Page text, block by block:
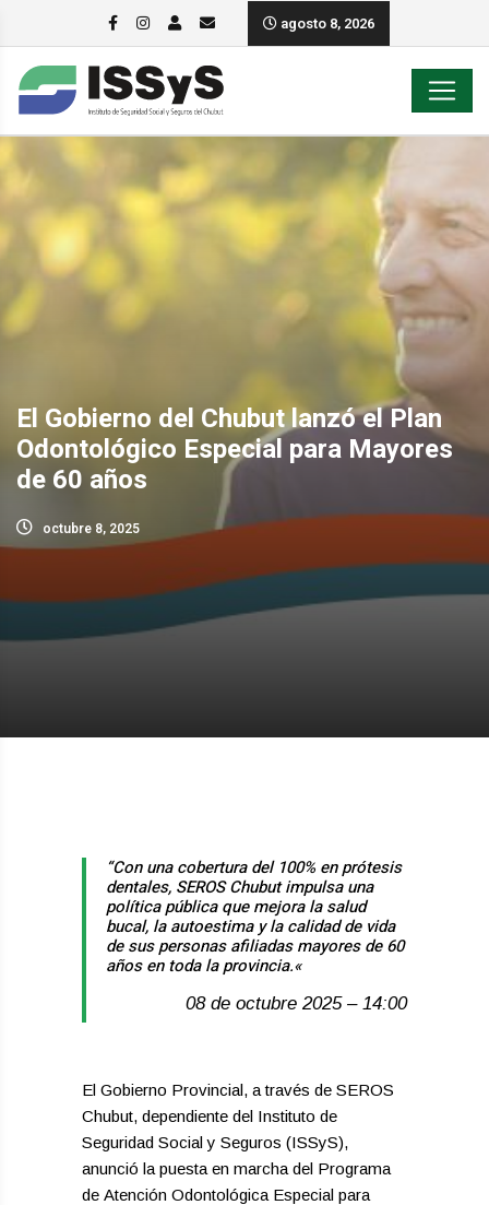
agosto 8, 2026
El Gobierno del Chubut lanzó el Plan
Odontológico Especial para Mayores
de 60 años
octubre 8, 2025
“Con una cobertura del 100% en prótesis
dentales, SEROS Chubut impulsa una
política pública que mejora la salud
bucal, la autoestima y la calidad de vida
de sus personas afiliadas mayores de 60
años en toda la provincia.«
08 de octubre 2025 – 14:00
El Gobierno Provincial, a través de SEROS
Chubut, dependiente del Instituto de
Seguridad Social y Seguros (ISSyS),
anunció la puesta en marcha del Programa
de Atención Odontológica Especial para